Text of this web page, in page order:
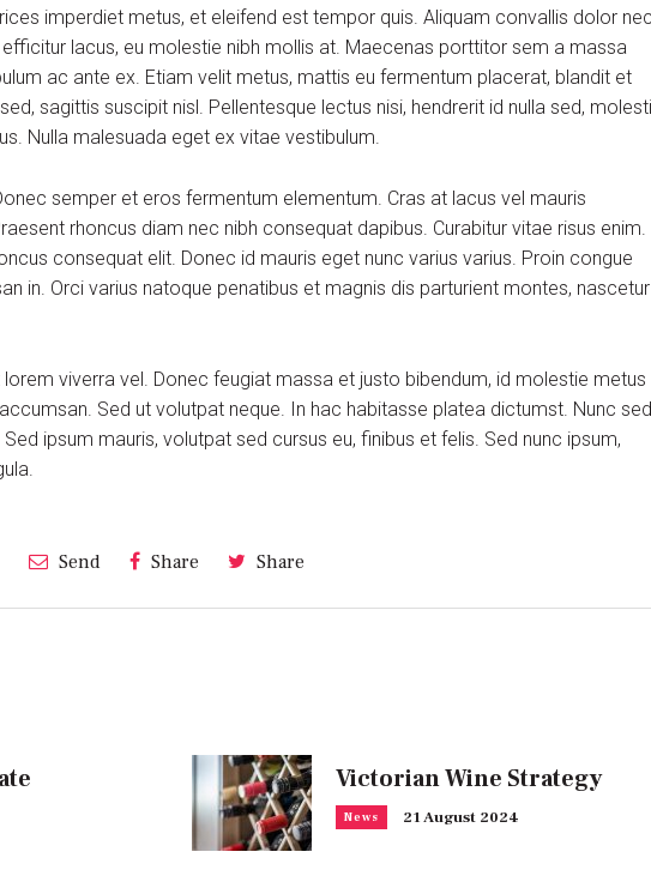
imperdiet metus, et eleifend est tempor quis. Aliquam convallis dolor
lacus, eu molestie nibh mollis at. Maecenas porttitor sem a massa
ac ante ex. Etiam velit metus, mattis eu fermentum placerat, blandit et
sagittis suscipit nisl. Pellentesque lectus nisi, hendrerit id nulla sed,
Nulla malesuada eget ex vitae vestibulum.
semper et eros fermentum elementum. Cras at lacus vel mauris
rhoncus diam nec nibh consequat dapibus. Curabitur vitae risus enim.
consequat elit. Donec id mauris eget nunc varius varius. Proin congue
in. Orci varius natoque penatibus et magnis dis parturient montes, nascetur
viverra vel. Donec feugiat massa et justo bibendum, id molestie metus
Sed ut volutpat neque. In hac habitasse platea dictumst. Nunc sed
ipsum mauris, volutpat sed cursus eu, finibus et felis. Sed nunc ipsum,
Send Share Share
Victorian Wine Strategy
News 21 August 2024